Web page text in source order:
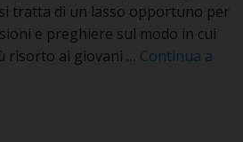
tratta di un lasso opportuno per
e preghiere sul modo in cui
risorto ai giovani … Continua a